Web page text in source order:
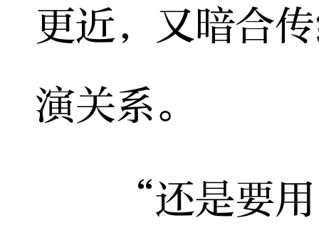
更近，又暗合
演关系。
“还是要用